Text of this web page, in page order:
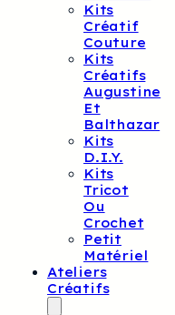
Kits
Créatif
Couture
Kits
Créatifs
Augustine
Et
Balthazar
Kits
D.I.Y.
Kits
Tricot
Ou
Crochet
Petit
Matériel
Ateliers
Créatifs